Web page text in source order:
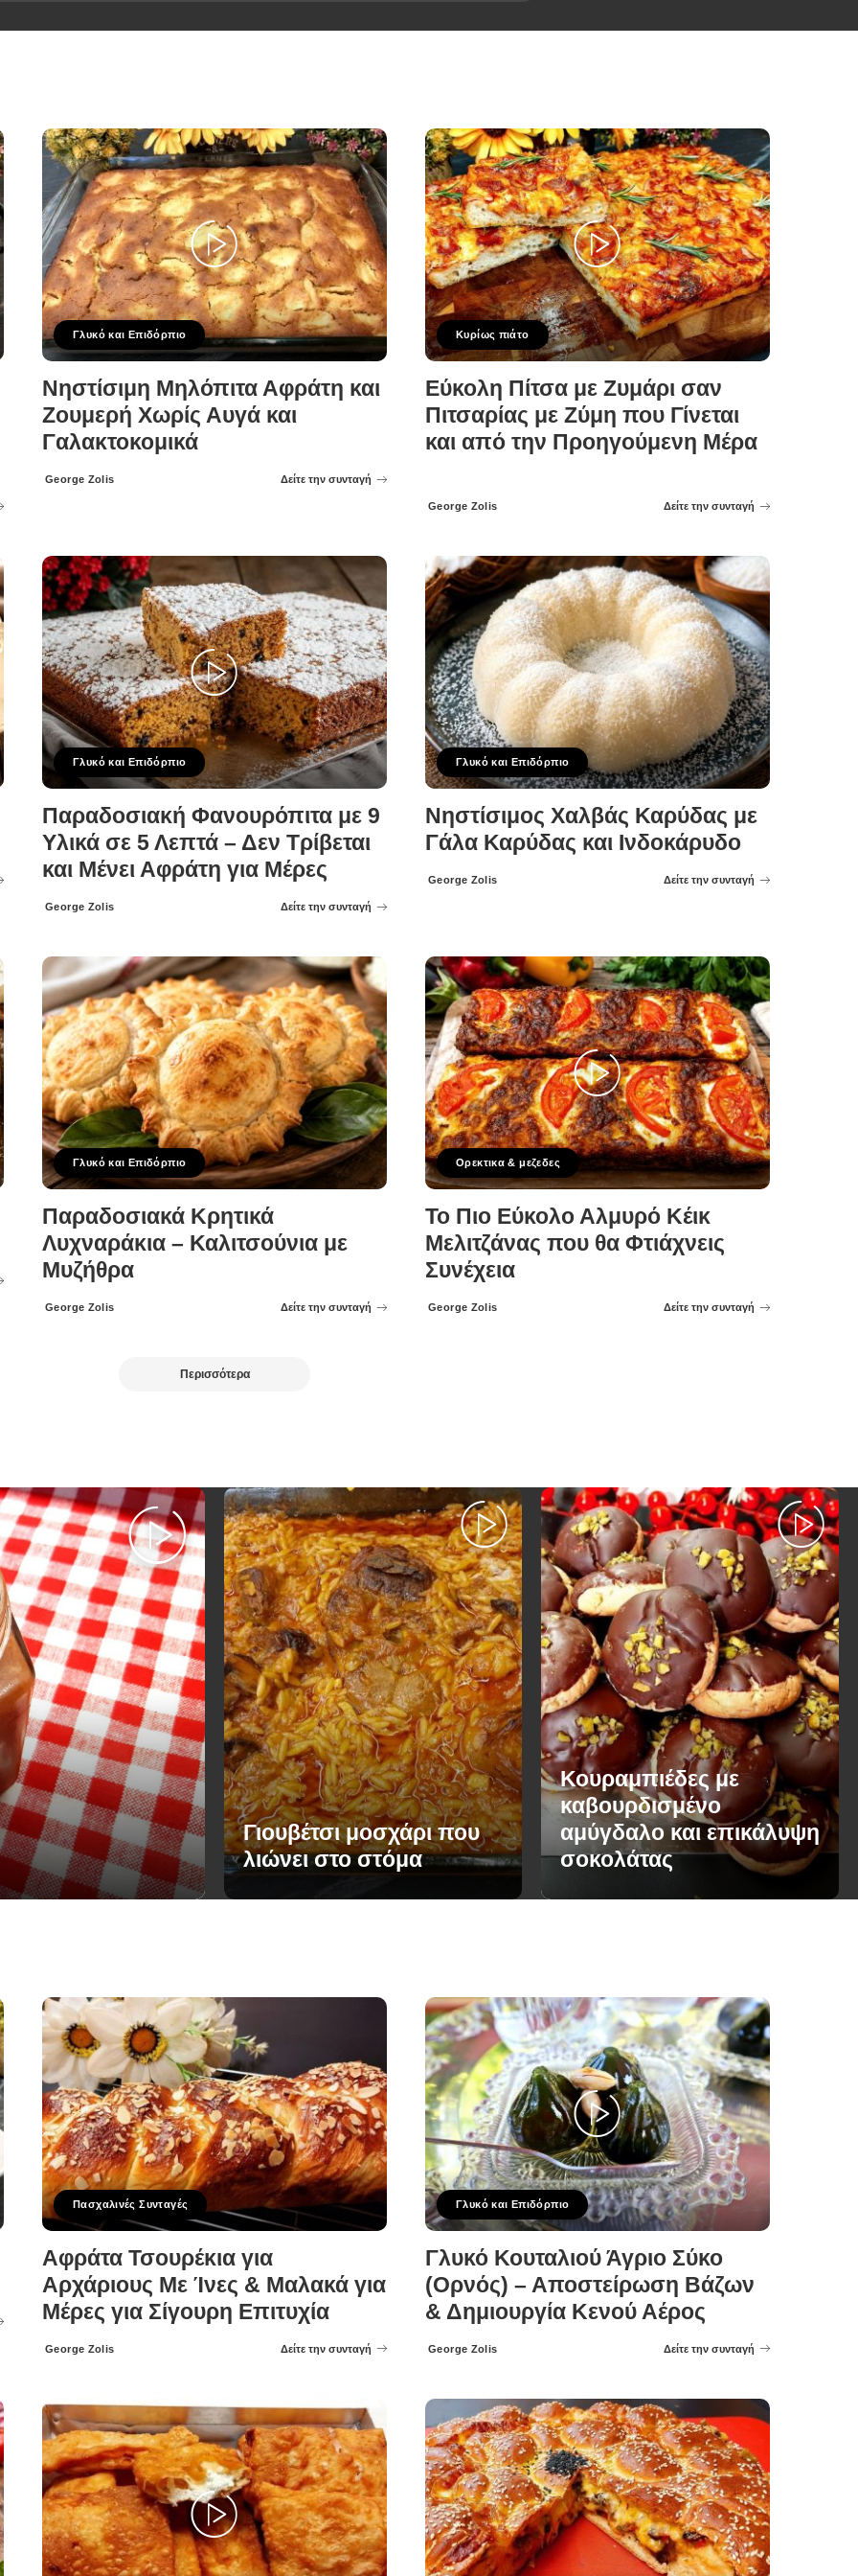
Γλυκό και Επιδόρπιο
Νηστίσιμη Μηλόπιτα Αφράτη και
Ζουμερή Χωρίς Αυγά και
Γαλακτοκομικά
Posted
George Zolis Δείτε την συνταγή
Κυρίως πιάτο
Εύκολη Πίτσα με Ζυμάρι σαν
Πιτσαρίας με Ζύμη που Γίνεται
και από την Προηγούμενη Μέρα
Posted
George Zolis Δείτε την συνταγή
Γλυκό και Επιδόρπιο
Παραδοσιακή Φανουρόπιτα με 9
Υλικά σε 5 Λεπτά – Δεν Τρίβεται
και Μένει Αφράτη για Μέρες
Posted
George Zolis Δείτε την συνταγή
Γλυκό και Επιδόρπιο
Νηστίσιμος Χαλβάς Καρύδας με
Γάλα Καρύδας και Ινδοκάρυδο
Posted
George Zolis Δείτε την συνταγή
Γλυκό και Επιδόρπιο
Παραδοσιακά Κρητικά
Λυχναράκια – Καλιτσούνια με
Μυζήθρα
Posted
George Zolis Δείτε την συνταγή
Ορεκτικα & μεζεδες
Το Πιο Εύκολο Αλμυρό Κέικ
Μελιτζάνας που θα Φτιάχνεις
Συνέχεια
Posted
George Zolis Δείτε την συνταγή
Περισσότερα
Γιουβέτσι μοσχάρι που
λιώνει στο στόμα
Κουραμπιέδες με
καβουρδισμένο
αμύγδαλο και επικάλυψη
σοκολάτας
Πασχαλινές Συνταγές
Αφράτα Τσουρέκια για
Αρχάριους Με Ίνες & Μαλακά για
Μέρες για Σίγουρη Επιτυχία
Posted
George Zolis Δείτε την συνταγή
Γλυκό και Επιδόρπιο
Γλυκό Κουταλιού Άγριο Σύκο
(Ορνός) – Αποστείρωση Βάζων
& Δημιουργία Κενού Αέρος
Posted
George Zolis Δείτε την συνταγή